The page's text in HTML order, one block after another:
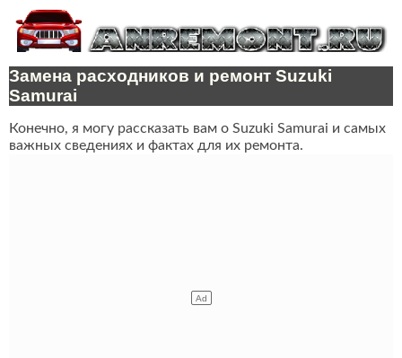
Замена расходников и ремонт Suzuki
Samurai
Конечно, я могу рассказать вам о Suzuki Samurai и самых
важных сведениях и фактах для их ремонта.